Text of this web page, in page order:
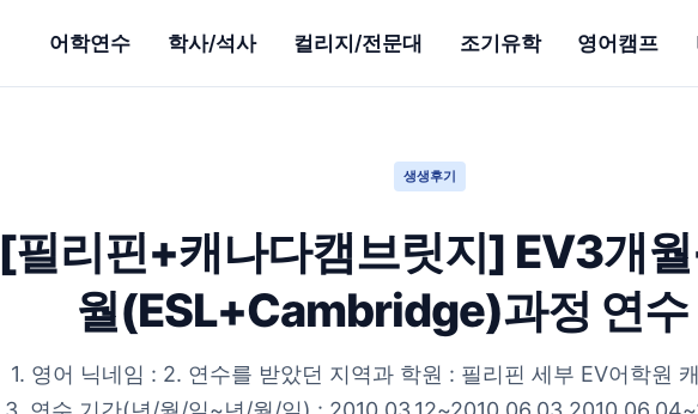
어학연수 학사/석사 컬리지/전문대 조기유학 영어캠프
생생후기
[필리핀+캐나다캠브릿지] EV3개
월(ESL+Cambridge)과정 연수
1. 영어 닉네임 : 2. 연수를 받았던 지역과 학원 : 필리핀 세부 EV어학원